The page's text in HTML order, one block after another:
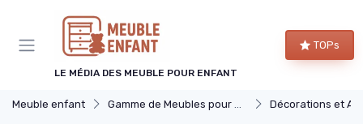
LE MÉDIA DES MEUBLE POUR ENFANT
TOPs
Meuble enfant Gamme de Meubles pour Enfants Décorations et Accessoires